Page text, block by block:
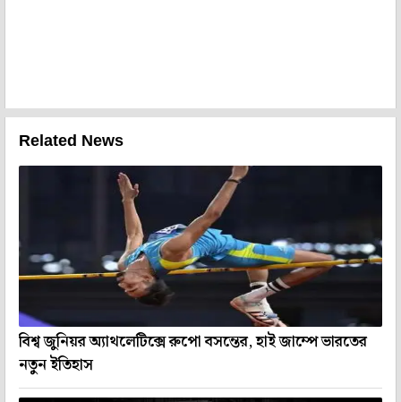
Related News
বিশ্ব জুনিয়র অ্যাথলেটিক্সে রুপো বসন্তের, হাই জাম্পে ভারতের
নতুন ইতিহাস